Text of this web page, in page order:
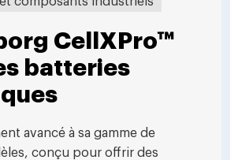
CellXPro™
batteries
avancé à sa gamme de
conçu pour offrir des